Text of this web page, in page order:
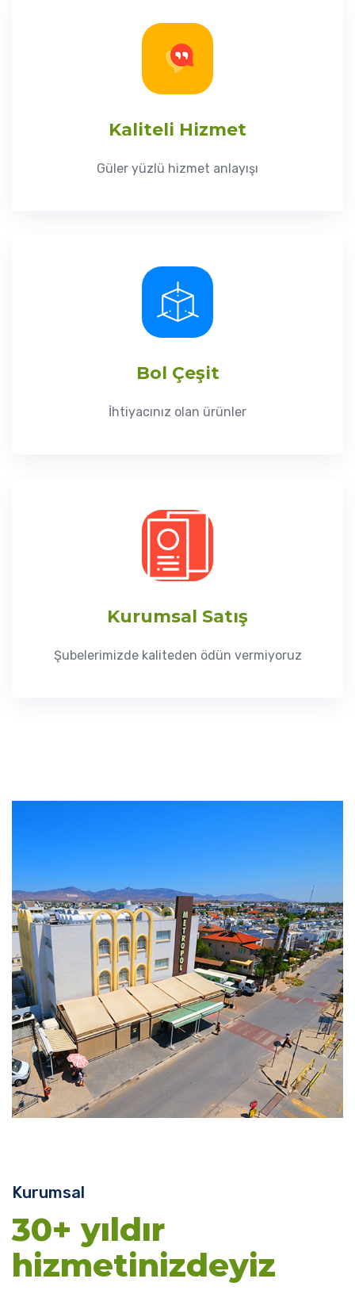
Kaliteli Hizmet
Güler yüzlü hizmet anlayışı
Bol Çeşit
İhtiyacınız olan ürünler
Kurumsal Satış
Şubelerimizde kaliteden ödün vermiyoruz
Kurumsal
30+ yıldır
hizmetinizdeyiz